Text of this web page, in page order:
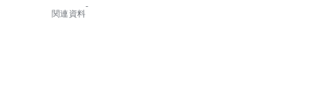
関連資料
-